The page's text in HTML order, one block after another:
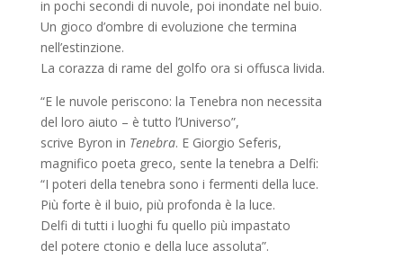
in pochi secondi di nuvole, poi inondate nel buio.
Un gioco d’ombre di evoluzione che termina
nell’estinzione.
La corazza di rame del golfo ora si offusca livida.
“E le nuvole periscono: la Tenebra non necessita
del loro aiuto – è tutto l’Universo”,
scrive Byron in Tenebra. E Giorgio Seferis,
magnifico poeta greco, sente la tenebra a Delfi:
“I poteri della tenebra sono i fermenti della luce.
Più forte è il buio, più profonda è la luce.
Delfi di tutti i luoghi fu quello più impastato
del potere ctonio e della luce assoluta”.